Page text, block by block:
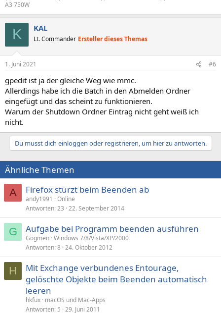
A3 750W
K KAL
Lt. Commander Ersteller dieses Themas
1. Juni 2021 #6
gpedit ist ja der gleiche Weg wie mmc.
Allerdings habe ich die Batch in den Abmelden Ordner
eingefügt und das scheint zu funktionieren.
Warum der Shutdown Ordner Eintrag nicht geht weiß ich
nicht.
Du musst dich einloggen oder registrieren, um hier zu antworten.
Ähnliche Themen
A Firefox stürzt beim Beenden ab
andy1991
Online
Antworten 23 22. September 2014
G Aufgabe bei Programm beenden ausführen
Gogmen Windows 7/8/Vista/XP/2000
Antworten 8 24. Oktober 2012
H
Mit Exchange verbundenes Entourage,
gelöschte Objekte beim Beenden automatisch
leeren
hkfux macOS und Mac-Apps
Antworten 5 29. Juni 2011